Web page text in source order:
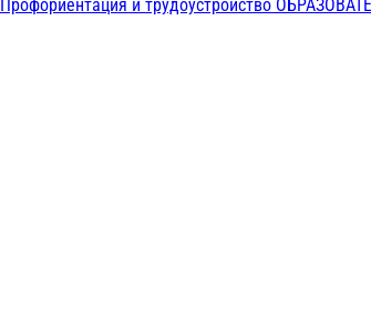
Профориентация и трудоустройство